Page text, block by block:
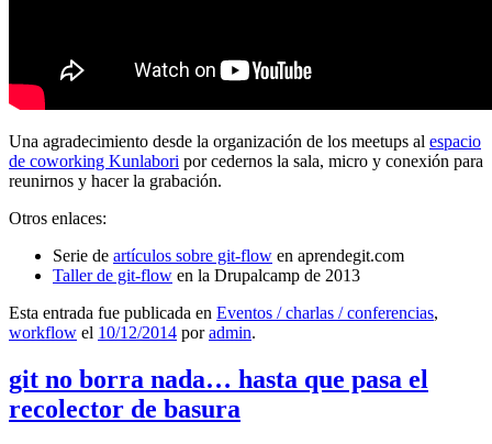
Una agradecimiento desde la organización de los meetups al espacio
de coworking Kunlabori por cedernos la sala, micro y conexión para
reunirnos y hacer la grabación.
Otros enlaces:
Serie de artículos sobre git-flow en aprendegit.com
Taller de git-flow en la Drupalcamp de 2013
Esta entrada fue publicada en Eventos / charlas / conferencias,
workflow el 10/12/2014 poradmin.
git no borra nada… hasta que pasa el
recolector de basura